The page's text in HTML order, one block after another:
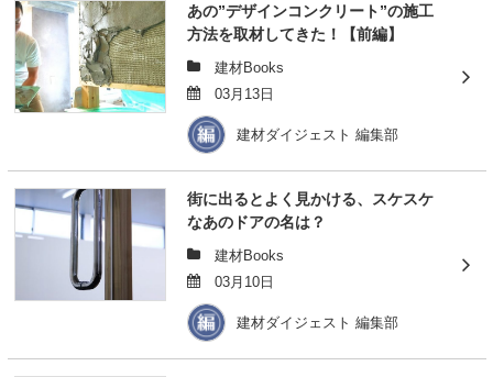
あの”デザインコンクリート”の施工
方法を取材してきた！【前編】
建材Books
03月13日
建材ダイジェスト 編集部
街に出るとよく見かける、スケスケ
なあのドアの名は？
建材Books
03月10日
建材ダイジェスト 編集部